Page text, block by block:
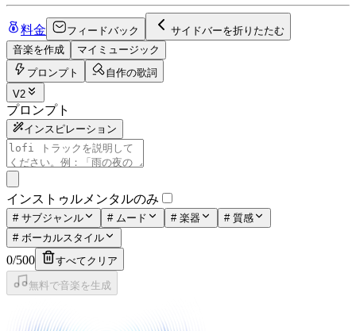
料金 フィードバック
サイドバーを折りたたむ
音楽を作成
マイミュージック
プロンプト
自作の歌詞
V2
プロンプト
インスピレーション
インストゥルメンタルのみ
# サブジャンル # ムード # 楽器 # 質感
# ボーカルスタイル
0/500 すべてクリア
無料で音楽を生成